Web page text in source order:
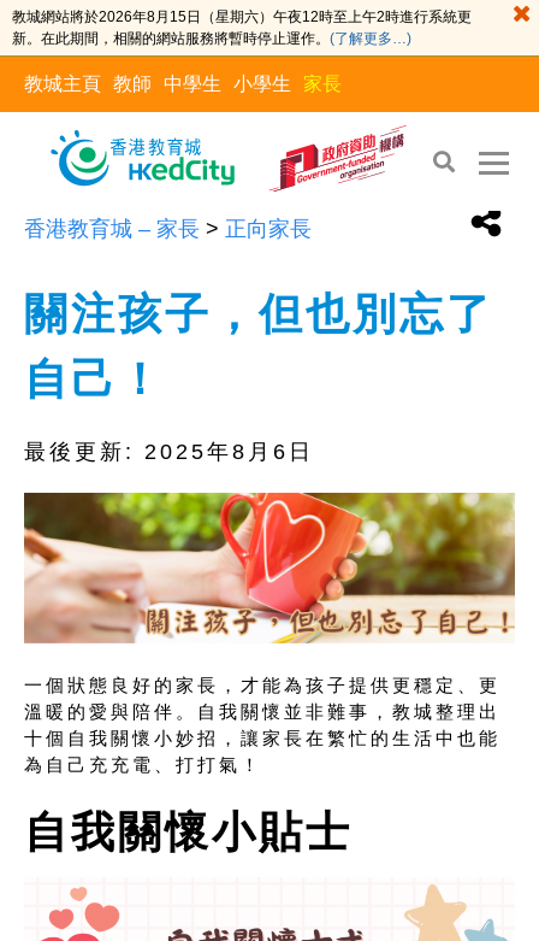
教城網站將於2026年8月15日（星期六）午夜12時至上午2時進行系統更
新。在此期間，相關的網站服務將暫時停止運作。 (了解更多…)
教城主頁 教師 中學生 小學生 家長
香港教育城 – 家長 > 正向家長
關注孩子，但也別忘了
自己！
最後更新: 2025年8月6日
一個狀態良好的家長，才能為孩子提供更穩定、更
溫暖的愛與陪伴。自我關懷並非難事，教城整理出
十個自我關懷小妙招，讓家長在繁忙的生活中也能
為自己充充電、打打氣！
自我關懷小貼士